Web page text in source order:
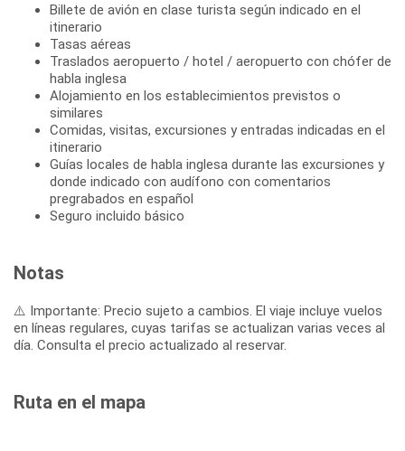
Billete de avión en clase turista según indicado en el
itinerario
Tasas aéreas
Traslados aeropuerto / hotel / aeropuerto con chófer de
habla inglesa
Alojamiento en los establecimientos previstos o
similares
Comidas, visitas, excursiones y entradas indicadas en el
itinerario
Guías locales de habla inglesa durante las excursiones y
donde indicado con audífono con comentarios
pregrabados en español
Seguro incluido básico
Notas
⚠️ Importante: Precio sujeto a cambios. El viaje incluye vuelos
en líneas regulares, cuyas tarifas se actualizan varias veces al
día. Consulta el precio actualizado al reservar.
Ruta en el mapa